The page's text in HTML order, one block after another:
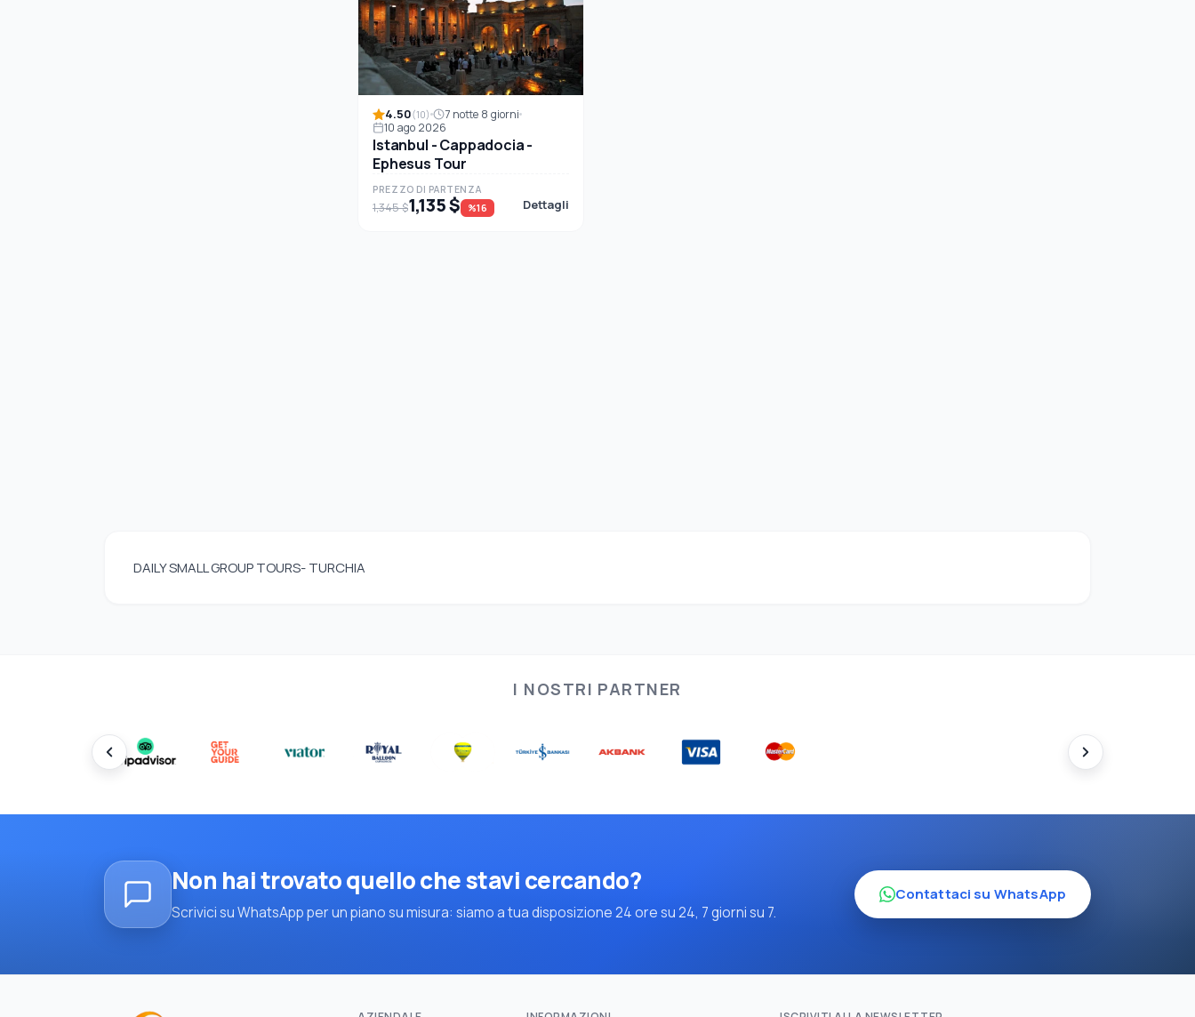
4.50(10)
7 notte 8 giorni
10 ago 2026
Istanbul - Cappadocia -
Ephesus Tour
PREZZO DI PARTENZA
1,345 $1,135 $ %16 Dettagli
DAILY SMALL GROUP TOURS- TURCHIA
I NOSTRI PARTNER
Non hai trovato quello che stavi cercando?
Scrivici su WhatsApp per un piano su misura: siamo a tua disposizione 24 ore su 24, 7 giorni su 7.
Contattaci su WhatsApp